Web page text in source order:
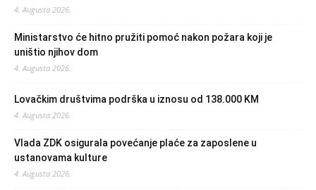
4. Augusta 2026.
Ministarstvo će hitno pružiti pomoć nakon požara koji je
uništio njihov dom
4. Augusta 2026.
Lovačkim društvima podrška u iznosu od 138.000 KM
4. Augusta 2026.
Vlada ZDK osigurala povećanje plaće za zaposlene u
ustanovama kulture
4. Augusta 2026.